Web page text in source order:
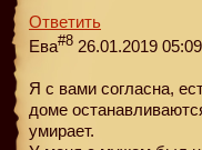
Ответить
Ева#8 26.01.2019 05:09
Я с вами согласна,
доме
умирает.